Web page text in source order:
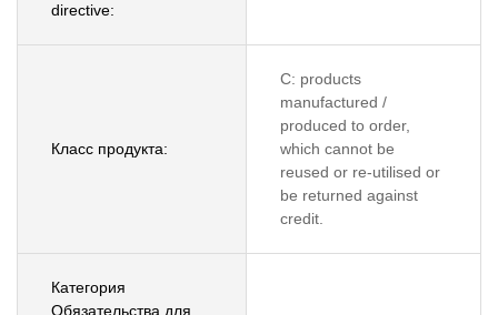
directive:
Класс продукта:
C: products
manufactured /
produced to order,
which cannot be
reused or re-utilised or
be returned against
credit.
Категория
Обязательства для